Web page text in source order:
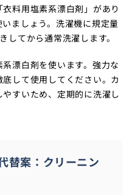
料用塩素系漂白剤」があり
ましょう。洗濯機に規定量
してから通常洗濯します。
漂白剤を使います。強力な
して使用してください。カ
すいため、定期的に洗濯し
替案：クリーニン